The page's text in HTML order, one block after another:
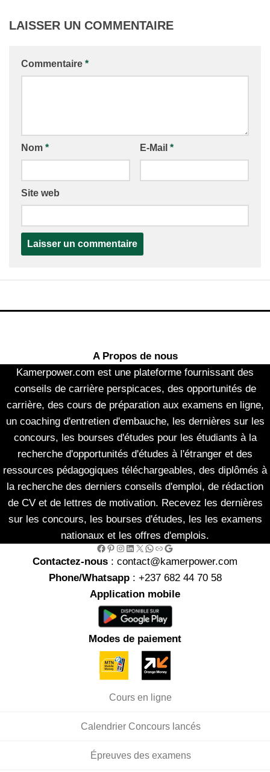
LAISSER UN COMMENTAIRE
Commentaire *
Nom * E-Mail *
Site web
A Propos de nous
Kamerpower.com est une plateforme fournissant des
conseils de carrière perspicaces, des opportunités de
carrière, des cours de préparation aux examens en ligne,
un coaching d'entretien d'embauche, les dernières sur les
concours, les bourses d'études pour les étudiants à la
recherche d'opportunités d'études à l'étranger et des
ressources pédagogiques téléchargeables, des diplômés à
la recherche des derniers conseils d'emploi, de rédaction
de CV et de lettres de motivation. Recevez les dernières
sur les concours, les bourses d'études, les les examens
nationaux et les offres d'emplois.
Facebook Pinterest InstagramLinkedIn X WhatsApp Link Google
Contactez-nous : contact@kamerpower.com
Phone/Whatsapp: +237 682 44 70 58
Application mobile
Modes de paiement
Cours en ligne
Calendrier Concours lancés
Épreuves des examens